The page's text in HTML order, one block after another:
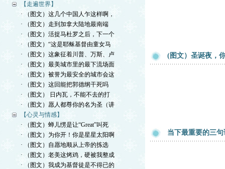
【走遍世界】
· （图文）这几个中国人乍这样啊，
· （图文）走到加拿大陆地最南端
· （图文）活捉马杜罗之后，下一个
· （图文）“这是耶稣基督由童女马
· （图文）这象征着川普、万斯、卢
· （图文）最美城市里的最下流场面
· （图文）被誉为最安全的城市会这
· （图文）这回能把郭德纲干死吗
· （图文） 日内瓦，不能不去的打
· （图文）愿人都尊你的名为圣（讲
【心灵与情感】
· （图文）蝉儿愣是让“Great”叫死
· （图文）为你开！你是星星太阳啊
· （图文）自愿地顺从上帝的拣选
· （图文）老美这烤鸡，硬被我整成
· （图文）我成为基督徒是不得已的
(图文）圣诞夜，
当下最重要的三